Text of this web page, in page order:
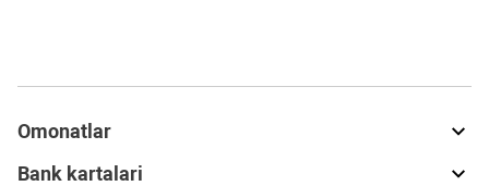
Omonatlar
Bank kartalari